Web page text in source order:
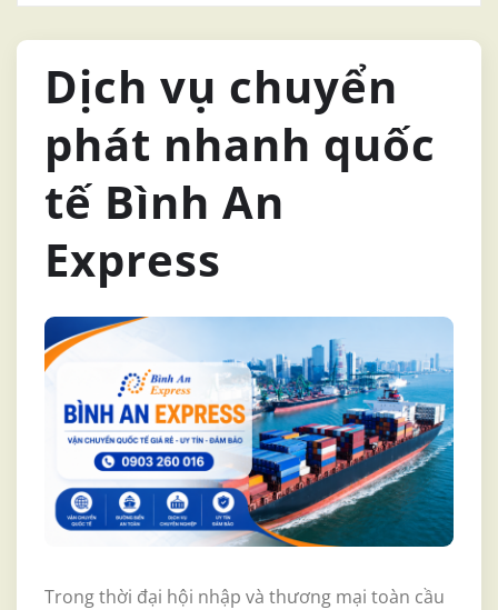
Dịch vụ chuyển
phát nhanh quốc
tế Bình An
Express
Trong thời đại hội nhập và thương mại toàn cầu